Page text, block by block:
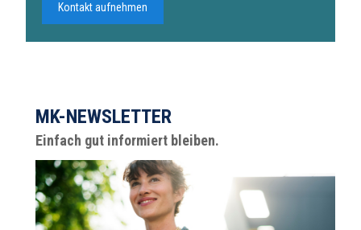
Kontakt aufnehmen
MK-NEWSLETTER
Einfach gut informiert bleiben.